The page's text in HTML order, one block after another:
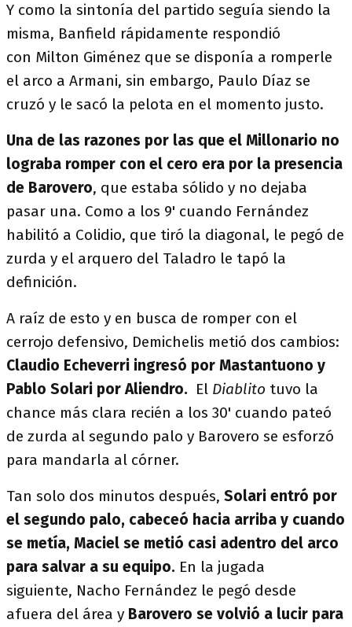
Y como la sintonía del partido seguía siendo la
misma, Banfield rápidamente respondió
con Milton Giménez que se disponía a romperle
el arco a Armani, sin embargo, Paulo Díaz se
cruzó y le sacó la pelota en el momento justo.
Una de las razones por las que el Millonario no
lograba romper con el cero era por la presencia
de Barovero, que estaba sólido y no dejaba
pasar una. Como a los 9' cuando Fernández
habilitó a Colidio, que tiró la diagonal, le pegó de
zurda y el arquero del Taladro le tapó la
definición.
A raíz de esto y en busca de romper con el
cerrojo defensivo, Demichelis metió dos cambios:
Claudio Echeverri ingresó por Mastantuono y
Pablo Solari por Aliendro. El Diablito tuvo la
chance más clara recién a los 30' cuando pateó
de zurda al segundo palo y Barovero se esforzó
para mandarla al córner.
Tan solo dos minutos después, Solari entró por
el segundo palo, cabeceó hacia arriba y cuando
se metía, Maciel se metió casi adentro del arco
para salvar a su equipo. En la jugada
siguiente, Nacho Fernández le pegó desde
afuera del área y Barovero se volvió a lucir para